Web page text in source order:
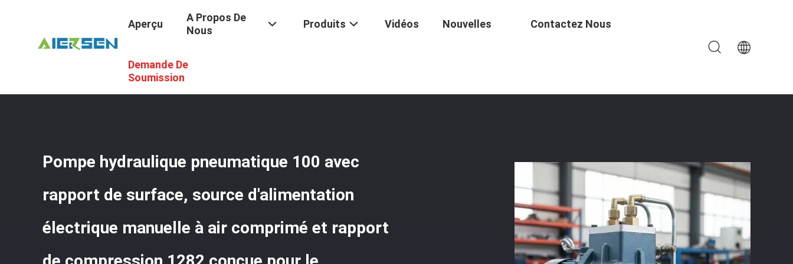
Aperçu
A Propos De
Nous
Produits Vidéos Nouvelles Contactez Nous
Demande De
Soumission
Pompe Pneumatique Hydraulique
Rapport De Compression 1282 Conçue Pour Le Fonctionnement
Pompe hydraulique pneumatique 100 avec
rapport de surface, source d'alimentation
électrique manuelle à air comprimé et rapport